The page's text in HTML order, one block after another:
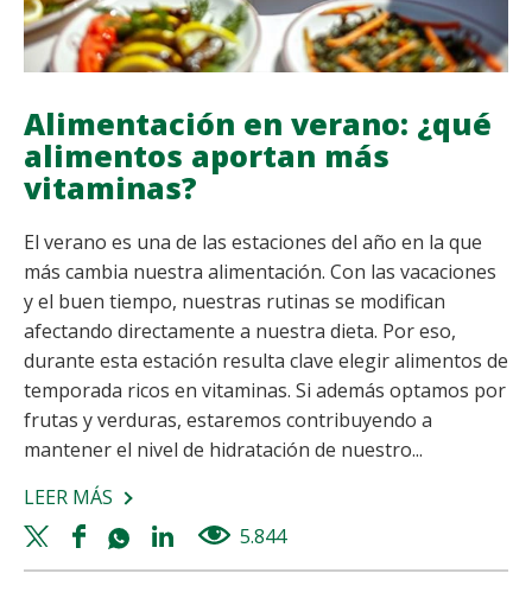
Alimentación en verano: ¿qué
alimentos aportan más
vitaminas?
El verano es una de las estaciones del año en la que
más cambia nuestra alimentación. Con las vacaciones
y el buen tiempo, nuestras rutinas se modifican
afectando directamente a nuestra dieta. Por eso,
durante esta estación resulta clave elegir alimentos de
temporada ricos en vitaminas. Si además optamos por
frutas y verduras, estaremos contribuyendo a
mantener el nivel de hidratación de nuestro...
LEER MÁS SOBRE
ALIMENTACIÓN
EN
Twitter
share
Facebook
share
Whatsapp
share
Linkedin
share
5.844views